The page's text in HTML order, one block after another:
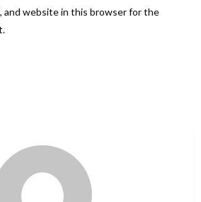
and website in this browser for the